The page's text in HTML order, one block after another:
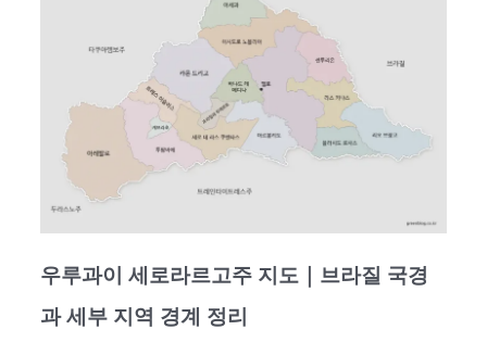
우루과이 세로라르고주 지도｜브라질 국경
과 세부 지역 경계 정리